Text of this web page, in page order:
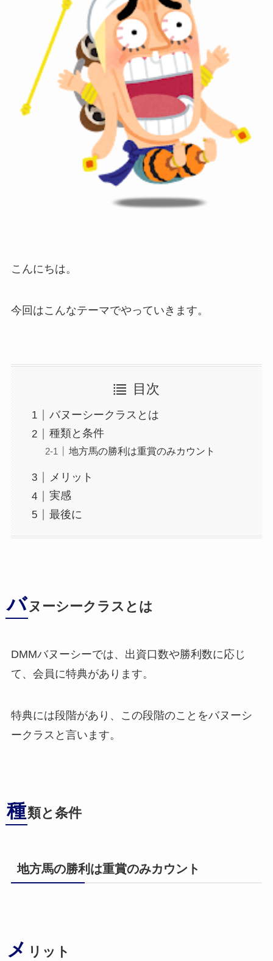
こんにちは。
今回はこんなテーマでやっていきます。
目次
バヌーシークラスとは
種類と条件
地方馬の勝利は重賞のみカウント
メリット
実感
最後に
バ ヌーシークラスとは
DMMバヌーシーでは、出資口数や勝利数に応じ
て、会員に特典があります。
特典には段階があり、この段階のことをバヌーシ
ークラスと言います。
種類と条件
地方馬の勝利は重賞のみカウント
メ リット